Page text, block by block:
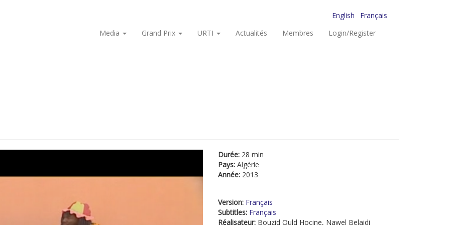
English
Français
Media
Grand Prix URTI Actualités Membres Login/Register
Durée: 28 min
Pays: Algérie
Année: 2013
Version: Français
Subtitles: Français
Réalisateur: Bouzid Ould Hocine, Nawel Belaidi